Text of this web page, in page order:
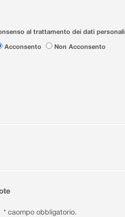
al trattamento dei dati personali
Acconsento
Non Acconsento
* caompo obbligatorio.